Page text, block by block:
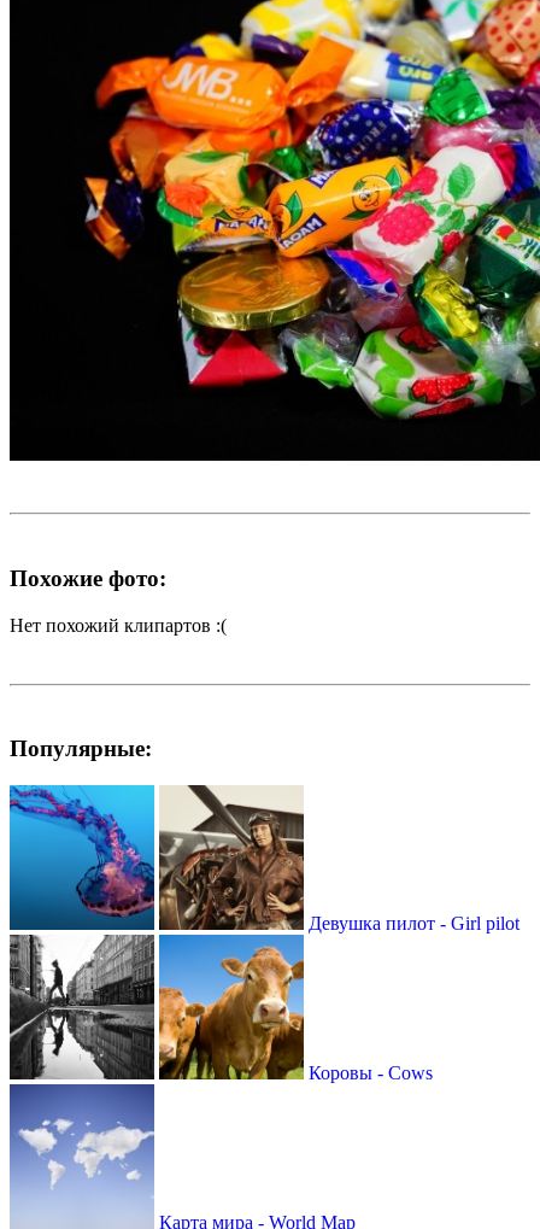
Похожие фото:
Нет похожий клипартов :(
Популярные:
Девушка пилот - Girl pilot
Коровы - Cows
Карта мира - World Map